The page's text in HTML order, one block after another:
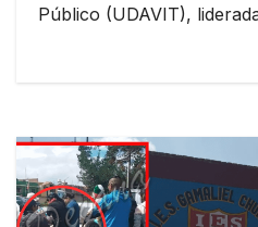
Público (UDAVIT),